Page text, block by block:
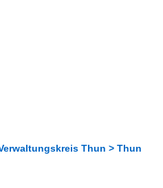
Thun > Thun